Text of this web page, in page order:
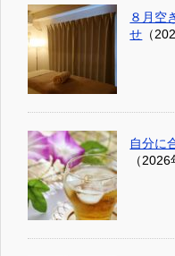
８月空
せ （
自分に
（